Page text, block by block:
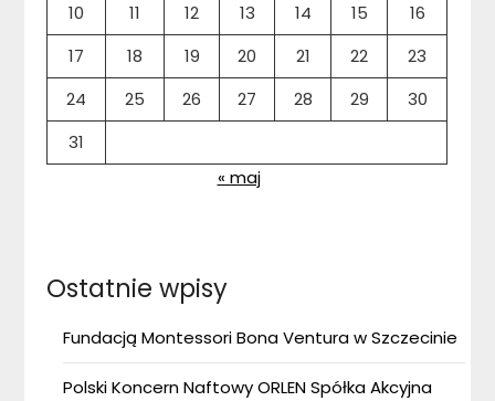
10
11 12 13 14 15
16
17
18 19 20 21 22
23
24
25 26 27 28 29
30
31
« maj
Ostatnie wpisy
Fundacją Montessori Bona Ventura w Szczecinie
Polski Koncern Naftowy ORLEN Spółka Akcyjna